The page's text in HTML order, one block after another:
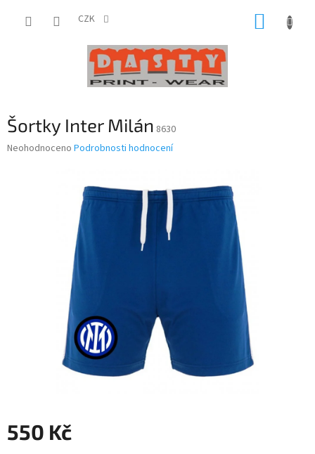
CZK
Šortky Inter Milán 8630
Průměrné
Neohodnoceno Podrobnosti hodnocení
550 Kč